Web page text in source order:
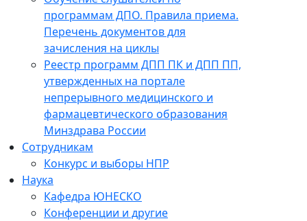
программам ДПО. Правила приема.
Перечень документов для
зачисления на циклы
Реестр программ ДПП ПК и ДПП ПП,
утвержденных на портале
непрерывного медицинского и
фармацевтического образования
Минздрава России
Сотрудникам
Конкурс и выборы НПР
Наука
Кафедра ЮНЕСКО
Конференции и другие